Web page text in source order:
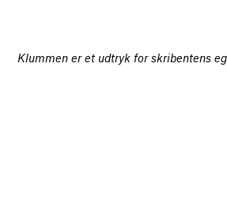
Klummen er et udtryk for skribentens